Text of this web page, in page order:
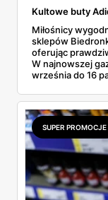
Kultowe buty
Miłośnicy
sklepów
oferując
W najnowszej
września do 16
Adidas w
brzmi jak
SUPER PROMOCJE